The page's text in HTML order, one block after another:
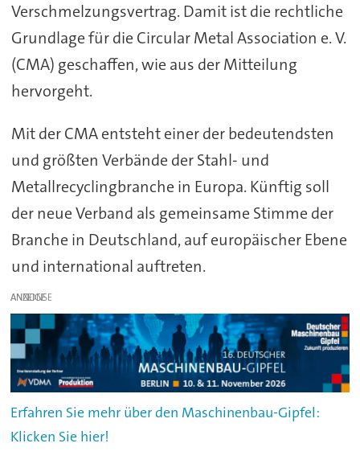
Verschmelzungsvertrag. Damit ist die rechtliche
Grundlage für die Circular Metal Association e. V.
(CMA) geschaffen, wie aus der Mitteilung
hervorgeht.
Mit der CMA entsteht einer der bedeutendsten
und größten Verbände der Stahl- und
Metallrecyclingbranche in Europa. Künftig soll
der neue Verband als gemeinsame Stimme der
Branche in Deutschland, auf europäischer Ebene
und international auftreten.
ANZEIGE
Erfahren Sie mehr über den Maschinenbau-Gipfel:
Klicken Sie hier!